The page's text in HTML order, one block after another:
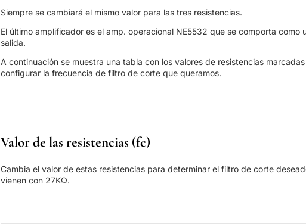
Siempre se cambiará el mismo valor para las tres resistencias.
El último amplificador es el amp. operacional NE5532 que se comporta como
salida.
A continuación se muestra una tabla con los valores de resistencias
configurar la frecuencia de filtro de corte que queramos.
Valor de las resistencias (fc)
Cambia el valor de estas resistencias para determinar el filtro de corte
vienen con 27KΩ.